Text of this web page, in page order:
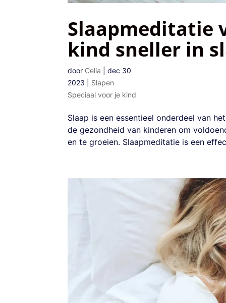
Slaapmeditatie
kind sneller in
door Celia |dec 30
2023
Slapen
Speciaal voor je kind
Slaap is een essentieel onderdeel van
de gezondheid van kinderen om
en te groeien. Slaapmeditatie is een